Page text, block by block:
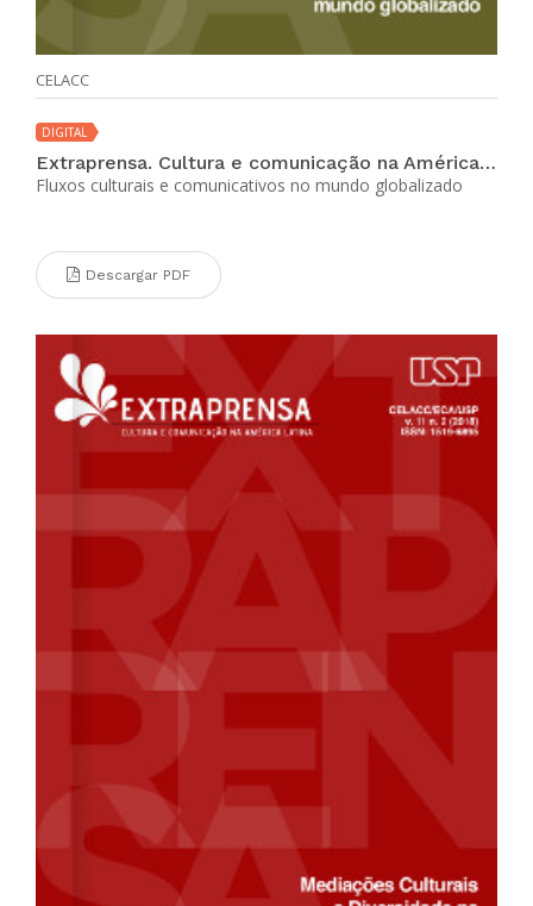
CELACC
DIGITAL
Extraprensa. Cultura e comunicação na América Latina (vol. 12 no. 1 jul-dic 2018)
Fluxos culturais e comunicativos no mundo globalizado
Descargar PDF